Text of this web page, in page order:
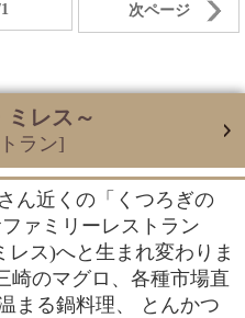
次ページ
ミレス～
ラン]
ん近くの「くつろぎの
ァミリーレストラン
レス)へと生まれ変わりま
崎のマグロ、各種市場直
まる鍋料理、 とんかつ